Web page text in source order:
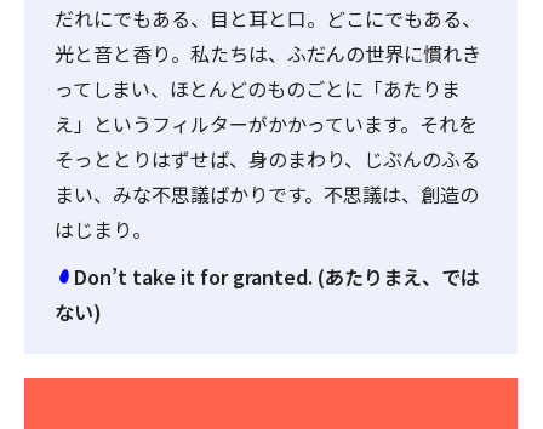
だれにでもある、目と耳と口。どこにでもある、
光と音と香り。私たちは、ふだんの世界に慣れき
ってしまい、ほとんどのものごとに「あたりま
え」というフィルターがかかっています。それを
そっととりはずせば、身のまわり、じぶんのふる
まい、みな不思議ばかりです。不思議は、創造の
はじまり。
Don’t take it for granted. (あたりまえ、では
ない)